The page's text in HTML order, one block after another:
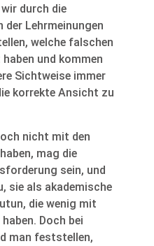
durch die
der Lehrmeinungen
welche falschen
und kommen
Sichtweise immer
korrekte Ansicht zu
nicht mit den
mag die
sein, und
sie als akademische
die wenig mit
Doch bei
man feststellen,